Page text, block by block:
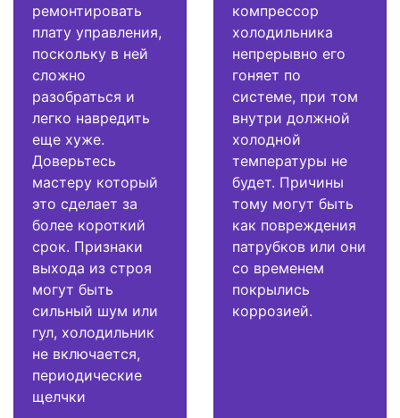
ремонтировать
плату управления,
поскольку в ней
сложно
разобраться и
легко навредить
еще хуже.
Доверьтесь
мастеру который
это сделает за
более короткий
срок. Признаки
выхода из строя
могут быть
сильный шум или
гул, холодильник
не включается,
периодические
щелчки
компрессор
холодильника
непрерывно его
гоняет по
системе, при том
внутри должной
холодной
температуры не
будет. Причины
тому могут быть
как повреждения
патрубков или они
со временем
покрылись
коррозией.